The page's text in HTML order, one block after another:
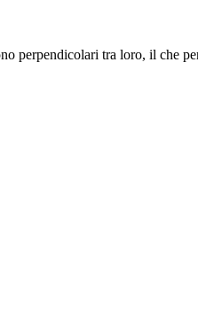
perpendicolari tra loro, il che